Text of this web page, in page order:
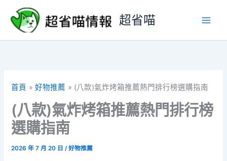
要
超省喵
首頁 好物推薦 (八款)氣炸烤箱推薦熱門排行榜選購指南
(八款)氣炸烤箱推薦熱門排行榜
選購指南
2026 年 7 月 20 日/好物推薦